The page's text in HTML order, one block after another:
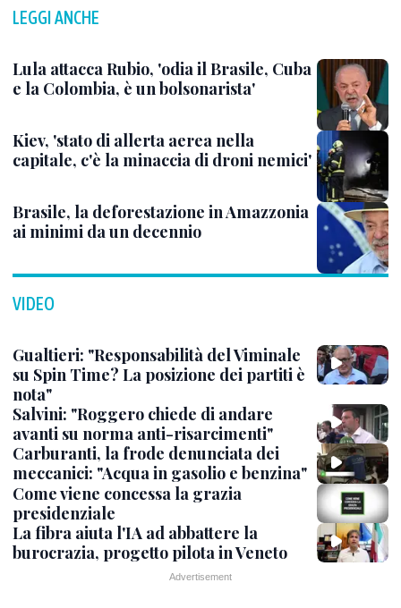
LEGGI ANCHE
Lula attacca Rubio, 'odia il Brasile, Cuba
e la Colombia, è un bolsonarista'
Kiev, 'stato di allerta aerea nella
capitale, c'è la minaccia di droni nemici'
Brasile, la deforestazione in Amazzonia
ai minimi da un decennio
VIDEO
Gualtieri: "Responsabilità del Viminale
su Spin Time? La posizione dei partiti è
nota"
Salvini: "Roggero chiede di andare
avanti su norma anti-risarcimenti"
Carburanti, la frode denunciata dei
meccanici: "Acqua in gasolio e benzina"
Come viene concessa la grazia
presidenziale
La fibra aiuta l'IA ad abbattere la
burocrazia, progetto pilota in Veneto